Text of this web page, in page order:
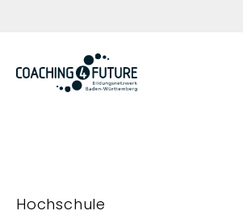
Hochschule